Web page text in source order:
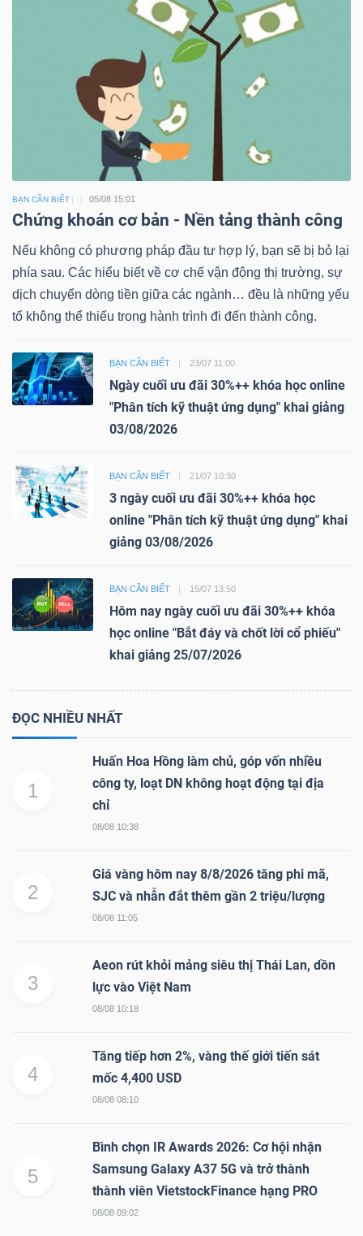
BẠN CẦN BIẾT 05/08 15:01
Chứng khoán cơ bản - Nền tảng thành công
Nếu không có phương pháp đầu tư hợp lý, bạn sẽ bị bỏ lại
phía sau. Các hiểu biết về cơ chế vận động thị trường, sự
dịch chuyển dòng tiền giữa các ngành… đều là những yếu
tố không thể thiếu trong hành trình đi đến thành công.
BẠN CẦN BIẾT 23/07 11:00
Ngày cuối ưu đãi 30%++ khóa học online
"Phân tích kỹ thuật ứng dụng" khai giảng
03/08/2026
BẠN CẦN BIẾT 21/07 10:30
3 ngày cuối ưu đãi 30%++ khóa học
online "Phân tích kỹ thuật ứng dụng" khai
giảng 03/08/2026
BẠN CẦN BIẾT 15/07 13:50
Hôm nay ngày cuối ưu đãi 30%++ khóa
học online "Bắt đáy và chốt lời cổ phiếu"
khai giảng 25/07/2026
ĐỌC NHIỀU NHẤT
1
Huấn Hoa Hồng làm chủ, góp vốn nhiều
công ty, loạt DN không hoạt động tại địa
chỉ
08/08 10:38
2
Giá vàng hôm nay 8/8/2026 tăng phi mã,
SJC và nhẫn đắt thêm gần 2 triệu/lượng
08/08 11:05
3
Aeon rút khỏi mảng siêu thị Thái Lan, dồn
lực vào Việt Nam
08/08 10:18
4
Tăng tiếp hơn 2%, vàng thế giới tiến sát
mốc 4,400 USD
08/08 08:10
5
Bình chọn IR Awards 2026: Cơ hội nhận
Samsung Galaxy A37 5G và trở thành
thành viên VietstockFinance hạng PRO
08/08 09:02